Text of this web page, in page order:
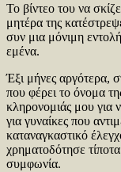
Το βίντεο του να
μητέρα της
συν μια μόνιμη
εμένα.
Έξι μήνες αργότερα,
που φέρει το όνομα
κληρονομιάς μου για
για γυναίκες που
καταναγκαστικό
χρηματοδότησε
συμφωνία.